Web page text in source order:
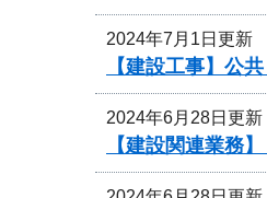
2024年7月1日更新
【建設工事】公
2024年6月28日更新
【建設関連業務